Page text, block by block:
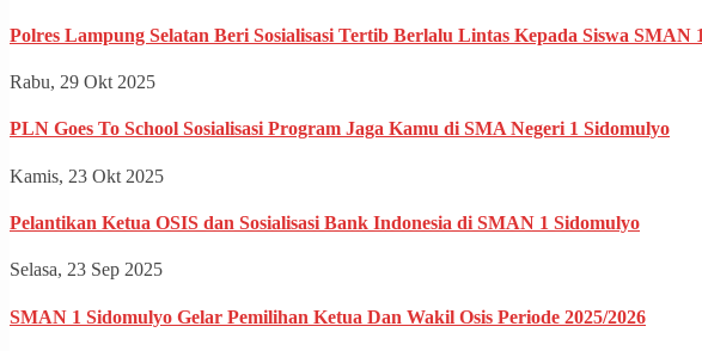
Polres Lampung Selatan Beri Sosialisasi Tertib Berlalu Lintas Kepada Siswa SMAN
Rabu, 29 Okt 2025
PLN Goes To School Sosialisasi Program Jaga Kamu di SMA Negeri 1 Sidomulyo
Kamis, 23 Okt 2025
Pelantikan Ketua OSIS dan Sosialisasi Bank Indonesia di SMAN 1 Sidomulyo
Selasa, 23 Sep 2025
SMAN 1 Sidomulyo Gelar Pemilihan Ketua Dan Wakil Osis Periode 2025/2026